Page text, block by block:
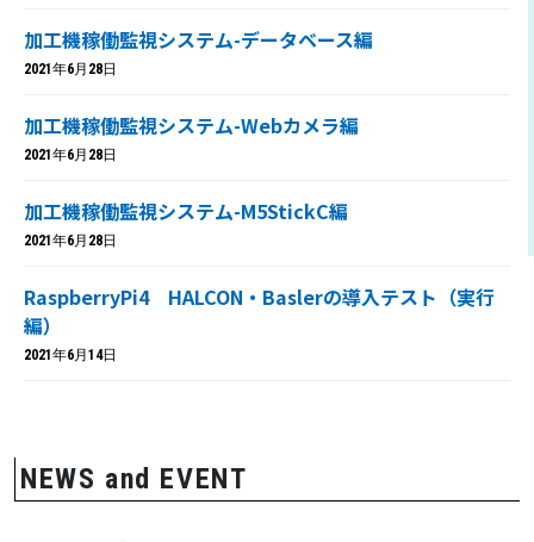
加工機稼働監視システム-データベース編
2021年6月28日
加工機稼働監視システム-Webカメラ編
2021年6月28日
加工機稼働監視システム-M5StickC編
2021年6月28日
RaspberryPi4 HALCON・Baslerの導入テスト（実行
編）
2021年6月14日
NEWS and EVENT